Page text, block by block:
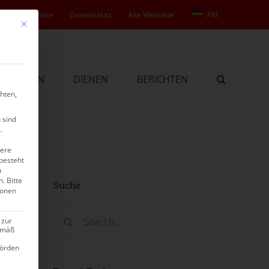
Legal notice Datenschutz Alte Webseite AM
DIENEN BERICHTEN
Suche
Mit diesem Button wird der Dialog geschlossen. Seine Funktionalität ist
sind
Bitte